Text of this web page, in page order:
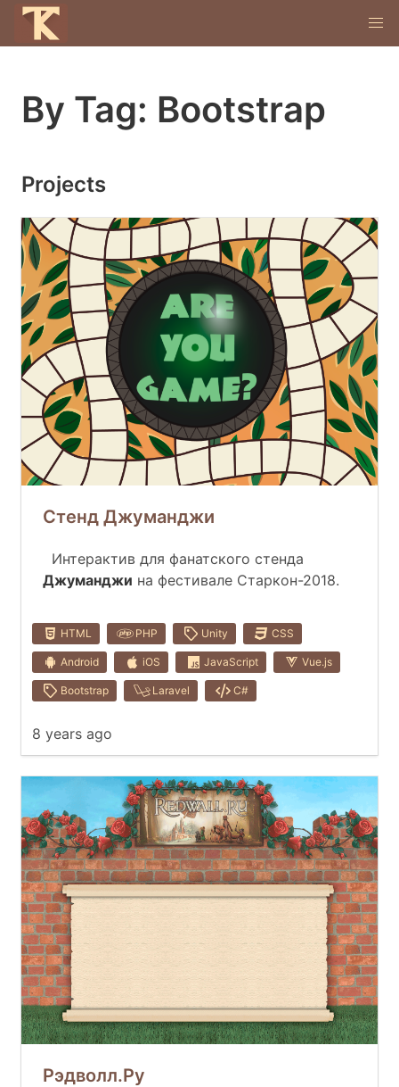
By Tag: Bootstrap
Projects
Стенд Джуманджи
Интерактив для фанатского стенда
Джуманджи на фестивале Старкон-2018.
HTML PHP Unity CSS
Android iOS JavaScript Vue.js
Bootstrap Laravel C#
8 years ago
Рэдволл.Ру